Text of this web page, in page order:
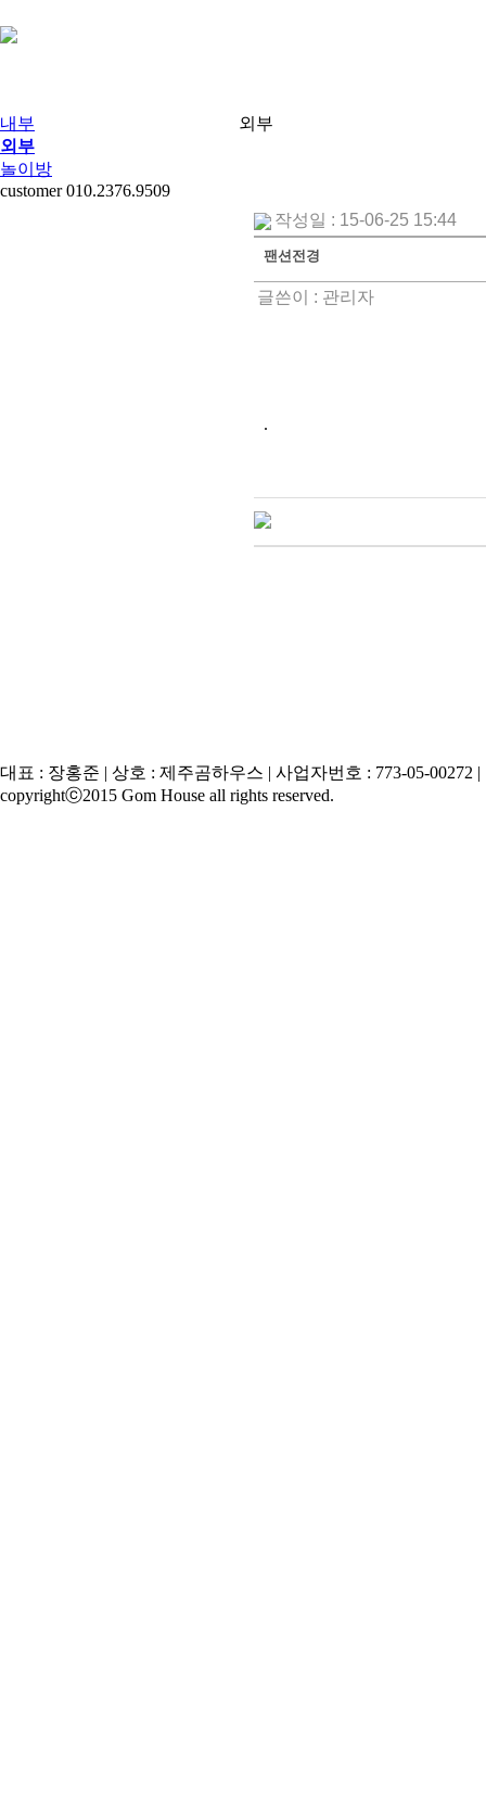
내부
외부
놀이방
customer010.2376.9509
외부
작성일 : 15-06-25 15:44
팬션전경
글쓴이 : 관리자
.
대표 : 장홍준 | 상호 : 제주곰하우스 | 사업자번호 : 773-05-00272
copyrightⓒ2015 Gom House all rights reserved.